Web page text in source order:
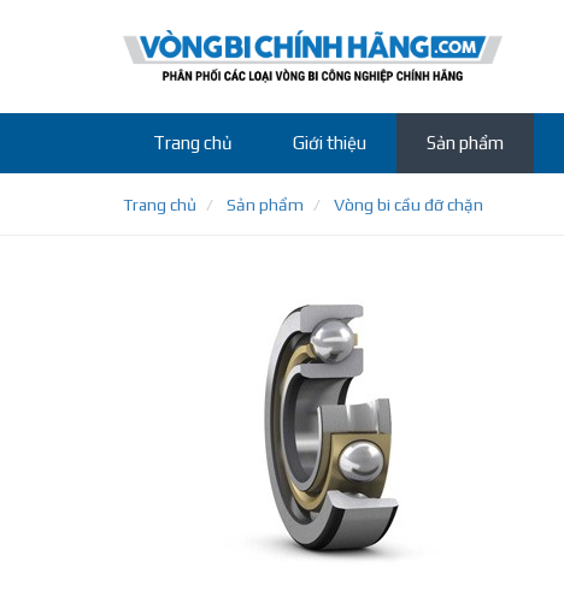
Trang chủ Giới thiệu Sản phẩm
Trang chủ Sản phẩm Vòng bi cầu đỡ chặn